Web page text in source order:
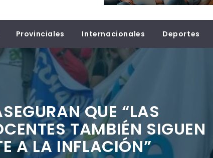
Provinciales Internacionales Deportes
QUE “LAS
TAMBIÉN SIGUEN
A LA INFLACIÓN”